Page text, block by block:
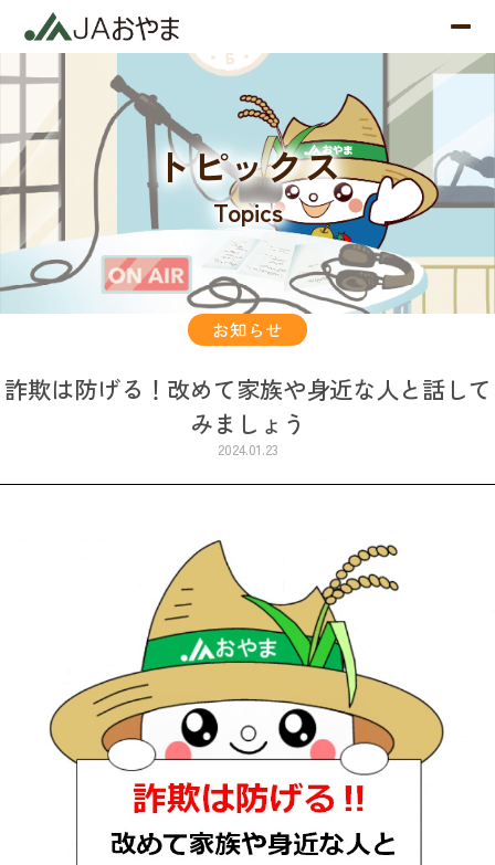
トピックス
Topics
お知らせ
詐欺は防げる！改めて家族や身近な人と話して
みましょう
2024.01.23